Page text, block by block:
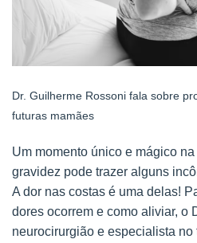
Dr. Guilherme Rossoni fala sobre
futuras mamães
Um momento único e mágico
gravidez pode trazer alguns
A dor nas costas é uma delas!
dores ocorrem e como aliviar, o
neurocirurgião e especialista